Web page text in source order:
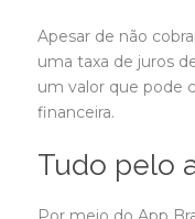
Apesar de não
uma taxa de juros
um valor que pode
financeira.
Tudo pelo